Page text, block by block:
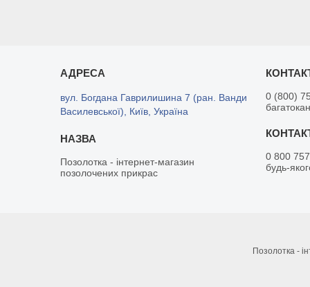
вул. Богдана Гаврилишина 7 (ран. Ванди
Василевської), Київ, Україна
Позолотка - інтернет-магазин
позолочених прикрас
0 (800)
0 800 757
будь-